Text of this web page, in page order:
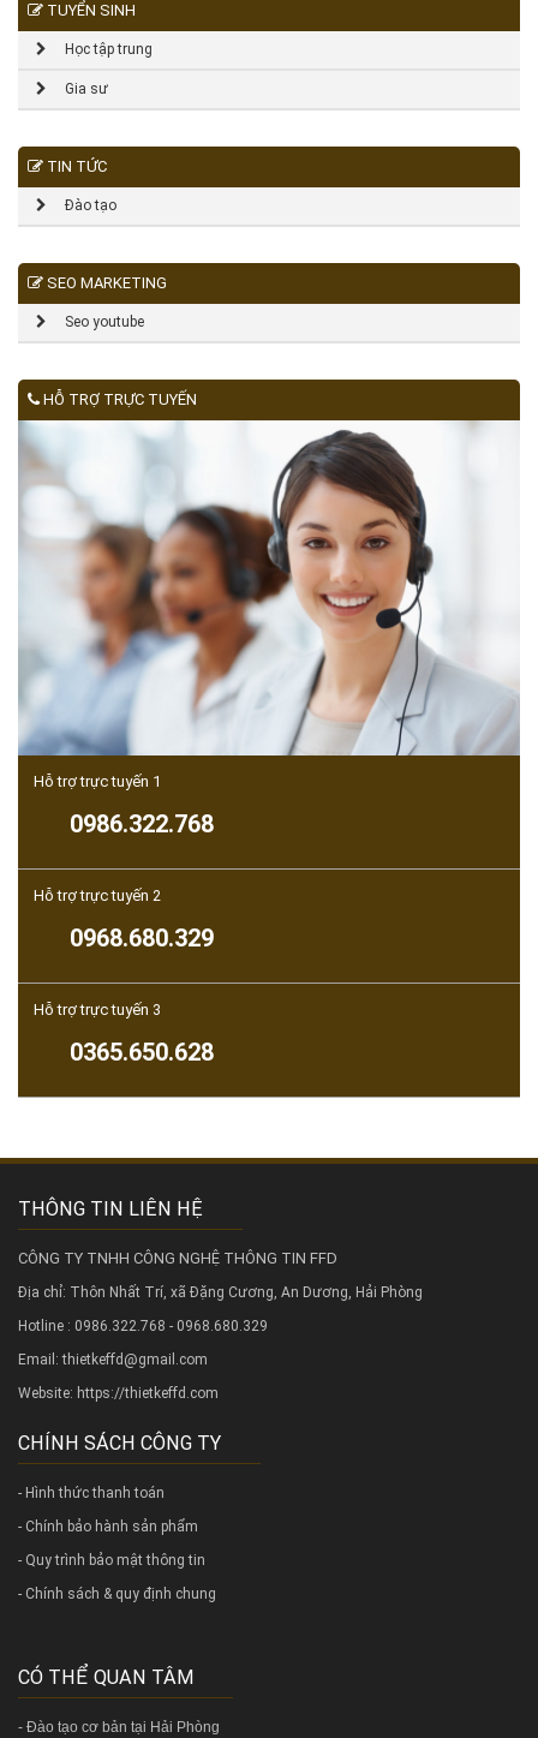
TUYỂN SINH
Học tập trung
Gia sư
TIN TỨC
Đào tạo
SEO MARKETING
Seo youtube
HỖ TRỢ TRỰC TUYẾN
Hỗ trợ trực tuyến 1
0986.322.768
Hỗ trợ trực tuyến 2
0968.680.329
Hỗ trợ trực tuyến 3
0365.650.628
THÔNG TIN LIÊN HỆ
CÔNG TY TNHH CÔNG NGHỆ THÔNG TIN FFD
Địa chỉ: Thôn Nhất Trí, xã Đặng Cương, An Dương, Hải Phòng
Hotline : 0986.322.768 - 0968.680.329
Email: thietkeffd@gmail.com
Website: https://thietkeffd.com
CHÍNH SÁCH CÔNG TY
- Hình thức thanh toán
- Chính bảo hành sản phẩm
- Quy trình bảo mật thông tin
- Chính sách & quy định chung
CÓ THỂ QUAN TÂM
- Đào tạo cơ bản tại Hải Phòng